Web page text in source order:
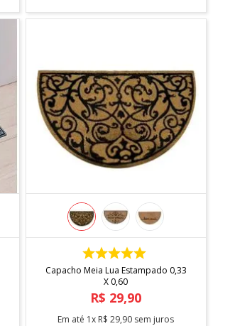
COMPRAR
Capacho Meia Lua Estampado 0,33
X 0,60
R$ 29,90
Em até 1x R$ 29,90 sem juros